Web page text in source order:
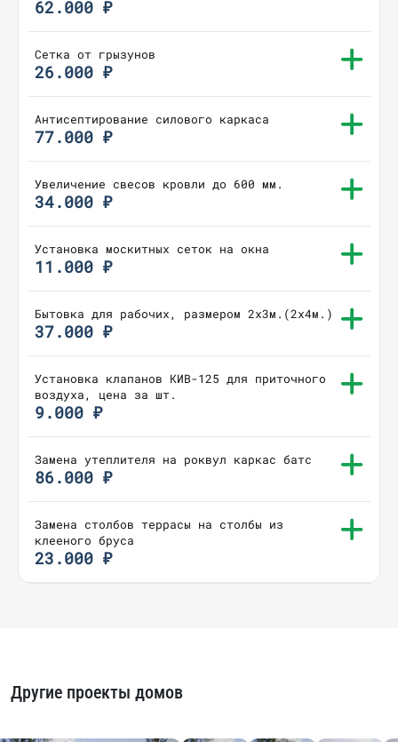
62.000 ₽
Сетка от грызунов
26.000 ₽
Антисептирование силового каркаса
77.000 ₽
Увеличение свесов кровли до 600 мм.
34.000 ₽
Установка москитных сеток на окна
11.000 ₽
Бытовка для рабочих, размером 2х3м.(2х4м.)
37.000 ₽
Установка клапанов КИВ-125 для приточного
воздуха, цена за шт.
9.000 ₽
Замена утеплителя на роквул каркас батс
86.000 ₽
Замена столбов террасы на столбы из
клееного бруса
23.000 ₽
Другие проекты домов